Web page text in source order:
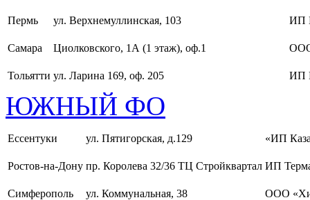
Пермь ул. Верхнемуллинская, 103 ИП
Самара Циолковского, 1А (1 этаж), оф.1
Тольятти ул. Ларина 169, оф. 205 ИП
ЮЖНЫЙ ФО
Ессентуки ул. Пятигорская, д.129 «ИП
Ростов-на-Дону пр. Королева 32/36 ТЦ Стройквартал ИП
Симферополь ул. Коммунальная, 38 ООО